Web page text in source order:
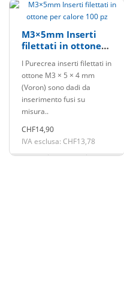
M3×5mm Inserti
filettati in ottone
I Purecrea inserti filettati in
ottone M3 × 5 × 4 mm
(Voron) sono dadi da
inserimento fusi su
misura..
CHF14,90
IVA esclusa: CHF13,78